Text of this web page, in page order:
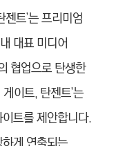
젠트’는 프리미엄
대표 미디어
협업으로 탄생한
이트, 탄젠트’는
트를 제안합니다.